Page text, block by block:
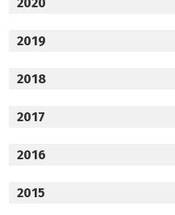
2019
2018
2017
2016
2015